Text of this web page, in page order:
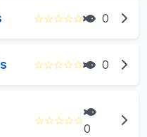
☆☆☆☆☆ 0
☆☆☆☆☆ 0
☆☆☆☆☆
0